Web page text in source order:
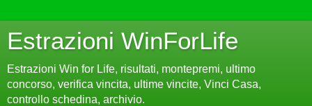
Estrazioni WinForLife
Estrazioni Win for Life, risultati, montepremi, ultimo
concorso, verifica vincita, ultime vincite, Vinci Casa,
controllo schedina, archivio.